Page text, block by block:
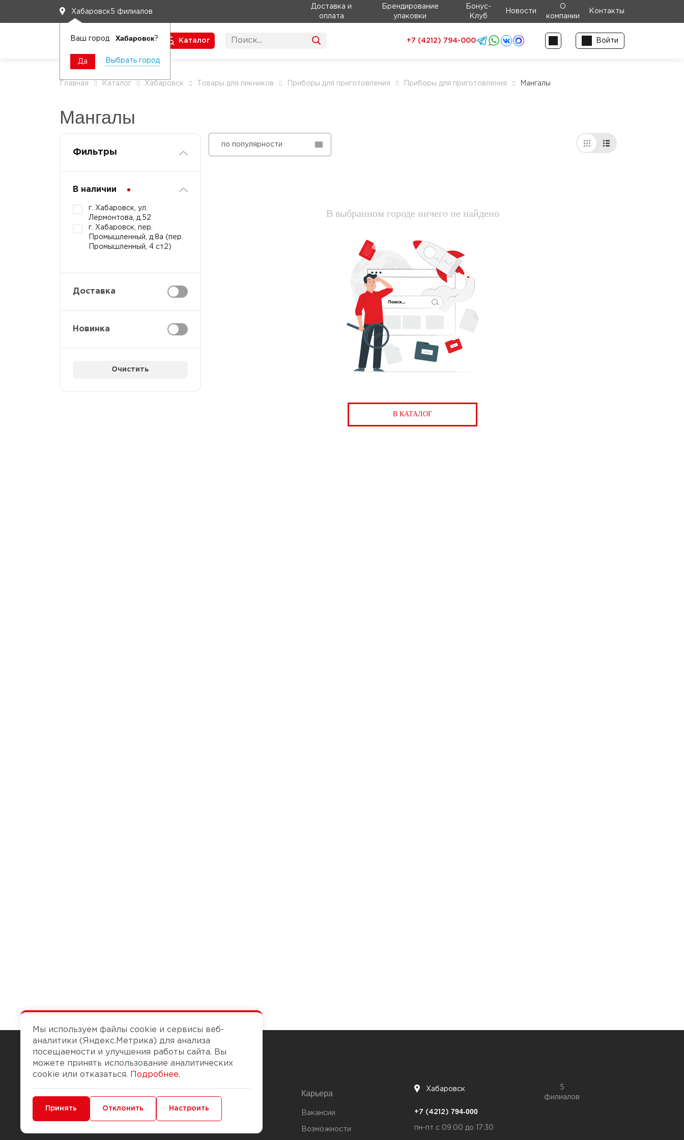
Хабаровск5 филиалов
Ваш город Хабаровск?
Да Выбрать город
Доставка и
оплата
Брендирование
упаковки
Бонус-
Клуб
Новости
О
компании
Контакты
Каталог +7 (4212) 794-000 Войти
Главная Каталог Хабаровск Товары для пикников Приборы для приготовления Приборы для приготовления Мангалы
Мангалы
Фильтры
В наличии
г. Хабаровск, ул.
Лермонтова, д.52
г. Хабаровск, пер.
Промышленный, д.8а (пер.
Промышленный, 4 ст2)
Доставка
Новинка
Очистить
по популярности
В выбранном городе ничего не найдено
В КАТАЛОГ
Чтобы вам легко работалось
Доставка и оплата
Карьера
Вакансии
Возможности
Хабаровск
5
филиалов
+7 (4212) 794-000
пн-пт с 09:00 до 17:30
Мы используем файлы cookie и сервисы веб-
аналитики (Яндекс.Метрика) для анализа
посещаемости и улучшения работы сайта. Вы
можете принять использование аналитических
cookie или отказаться.
Подробнее.
Минимальные Функциональные/Аналитические
Принять Отклонить Настроить